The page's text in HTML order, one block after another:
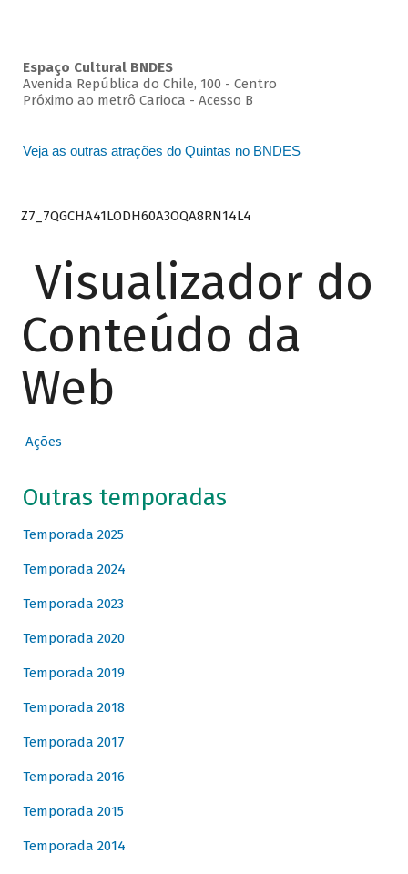
Espaço Cultural BNDES
Avenida República do Chile, 100 - Centro
Próximo ao metrô Carioca - Acesso B
Veja as outras atrações do Quintas no BNDES
Z7_7QGCHA41LODH60A3OQA8RN14L4
Visualizador do
Conteúdo da
Web
Ações
Outras temporadas
Temporada 2025
Temporada 2024
Temporada 2023
Temporada 2020
Temporada 2019
Temporada 2018
Temporada 2017
Temporada 2016
Temporada 2015
Temporada 2014